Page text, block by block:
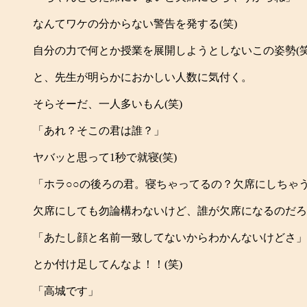
なんてワケの分からない警告を発する(笑)
自分の力で何とか授業を展開しようとしないこの姿勢(
と、先生が明らかにおかしい人数に気付く。
そらそーだ、一人多いもん(笑)
「あれ？そこの君は誰？」
ヤバッと思って1秒で就寝(笑)
「ホラ○○の後ろの君。寝ちゃってるの？欠席にしちゃ
欠席にしても勿論構わないけど、誰が欠席になるのだ
「あたし顔と名前一致してないからわかんないけどさ」
とか付け足してんなよ！！(笑)
「高城です」